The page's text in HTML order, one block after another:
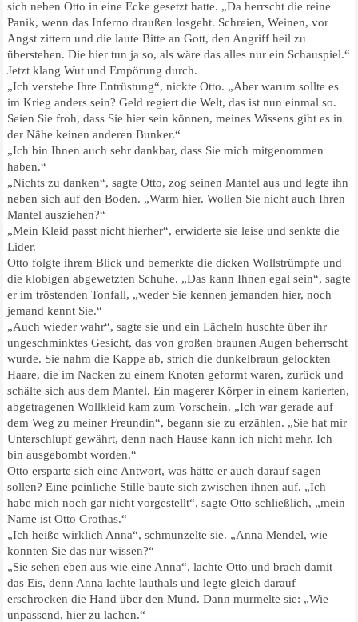
sich neben Otto in eine Ecke gesetzt hatte. „Da herrscht die reine
Panik, wenn das Inferno draußen losgeht. Schreien, Weinen, vor
Angst zittern und die laute Bitte an Gott, den Angriff heil zu
überstehen. Die hier tun ja so, als wäre das alles nur ein Schauspiel.“
Jetzt klang Wut und Empörung durch.
„Ich verstehe Ihre Entrüstung“, nickte Otto. „Aber warum sollte es
im Krieg anders sein? Geld regiert die Welt, das ist nun einmal so.
Seien Sie froh, dass Sie hier sein können, meines Wissens gibt es in
der Nähe keinen anderen Bunker.“
„Ich bin Ihnen auch sehr dankbar, dass Sie mich mitgenommen
haben.“
„Nichts zu danken“, sagte Otto, zog seinen Mantel aus und legte ihn
neben sich auf den Boden. „Warm hier. Wollen Sie nicht auch Ihren
Mantel ausziehen?“
„Mein Kleid passt nicht hierher“, erwiderte sie leise und senkte die
Lider.
Otto folgte ihrem Blick und bemerkte die dicken Wollstrümpfe und
die klobigen abgewetzten Schuhe. „Das kann Ihnen egal sein“, sagte
er im tröstenden Tonfall, „weder Sie kennen jemanden hier, noch
jemand kennt Sie.“
„Auch wieder wahr“, sagte sie und ein Lächeln huschte über ihr
ungeschminktes Gesicht, das von großen braunen Augen beherrscht
wurde. Sie nahm die Kappe ab, strich die dunkelbraun gelockten
Haare, die im Nacken zu einem Knoten geformt waren, zurück und
schälte sich aus dem Mantel. Ein magerer Körper in einem karierten,
abgetragenen Wollkleid kam zum Vorschein. „Ich war gerade auf
dem Weg zu meiner Freundin“, begann sie zu erzählen. „Sie hat mir
Unterschlupf gewährt, denn nach Hause kann ich nicht mehr. Ich
bin ausgebombt worden.“
Otto ersparte sich eine Antwort, was hätte er auch darauf sagen
sollen? Eine peinliche Stille baute sich zwischen ihnen auf. „Ich
habe mich noch gar nicht vorgestellt“, sagte Otto schließlich, „mein
Name ist Otto Grothas.“
„Ich heiße wirklich Anna“, schmunzelte sie. „Anna Mendel, wie
konnten Sie das nur wissen?“
„Sie sehen eben aus wie eine Anna“, lachte Otto und brach damit
das Eis, denn Anna lachte lauthals und legte gleich darauf
erschrocken die Hand über den Mund. Dann murmelte sie: „Wie
unpassend, hier zu lachen.“